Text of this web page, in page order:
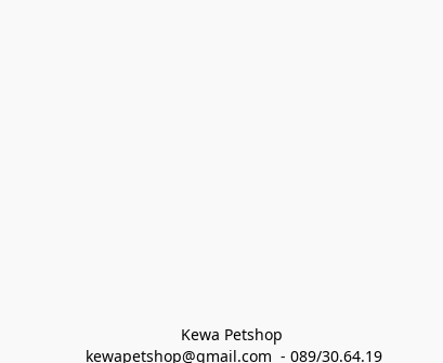
Kewa Petshop
kewapetshop@gmail.com  - 089/30.64.19